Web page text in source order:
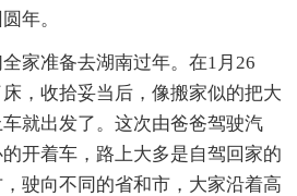
年。
家准备去湖南过年。在1月26
，收拾妥当后，像搬家似的把大
就出发了。这次由爸爸驾驶汽
开着车，路上大多是自驾回家的
驶向不同的省和市，大家沿着高